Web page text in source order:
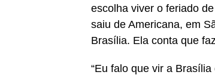
escolha viver o feriado
saiu de Americana, em
Brasília. Ela conta que
“Eu falo que vir a